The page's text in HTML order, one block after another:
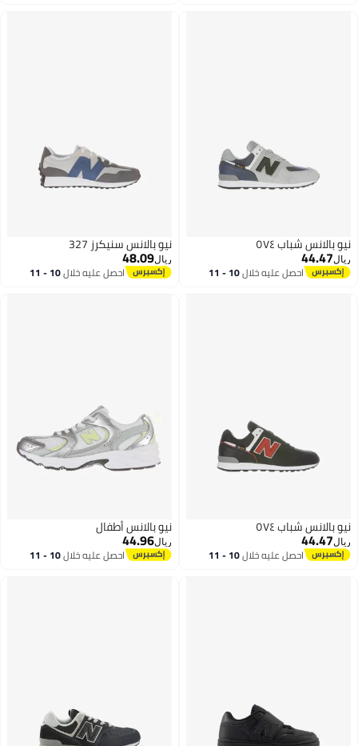
نيو بالانس شباب ٥٧٤
ريال44.47
احصل عليه خلال 10 - 11
نيو بالانس سنيكرز 327
ريال48.09
احصل عليه خلال 10 - 11
نيو بالانس شباب ٥٧٤
ريال44.47
احصل عليه خلال 10 - 11
نيو بالانس أطفال
ريال44.96
احصل عليه خلال 10 - 11